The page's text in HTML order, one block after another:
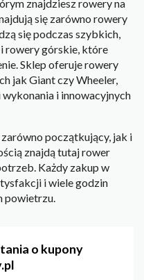
znajdziesz rowery na
się zarówno rowery
się podczas szybkich,
rowery górskie, które
Sklep oferuje rowery
jak Giant czy Wheeler,
i innowacyjnych
początkujący, jak i
znajdą tutaj rower
Każdy zakup w
i wiele godzin
powietrzu.
o kupony